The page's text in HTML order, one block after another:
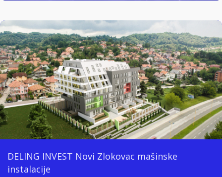
DELING INVEST Novi Zlokovac mašinske
instalacije